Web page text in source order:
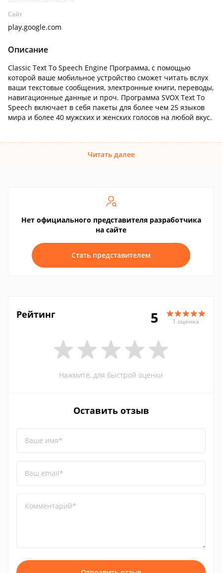
Сайт
play.google.com
Описание
Classic Text To Speech Engine Программа, с помощью
которой ваше мобильное устройство сможет читать вслух
ваши текстовые сообщения, электронные книги, переводы,
навигационные данные и проч. Программа SVOX Text To
Speech включает в себя пакеты для более чем 25 языков
мира и более 40 мужских и женских голосов на любой вкус.
Читать далее
Нет официального представителя разработчика
на сайте
Стать представителем
Рейтинг 5 1 оценка
Нажмите, для быстрой оценки
Оставить отзыв
Ваше имя*
Ваш email*
Комментарий*